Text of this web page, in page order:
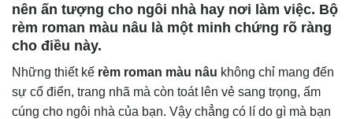
nên ấn tượng cho ngôi nhà hay nơi làm việc. Bộ
rèm roman màu nâu là một minh chứng rõ ràng
cho điều này.
Những thiết kế rèm roman màu nâu không chỉ mang đến
sự cổ điển, trang nhã mà còn toát lên vẻ sang trọng, ấm
cúng cho ngôi nhà của bạn. Vậy chẳng có lí do gì mà bạn